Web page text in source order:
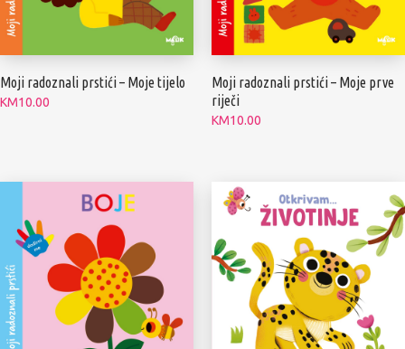
Moji radoznali prstići – Moje tijelo
KM10.00
Moji radoznali prstići – Moje prve
riječi
KM10.00